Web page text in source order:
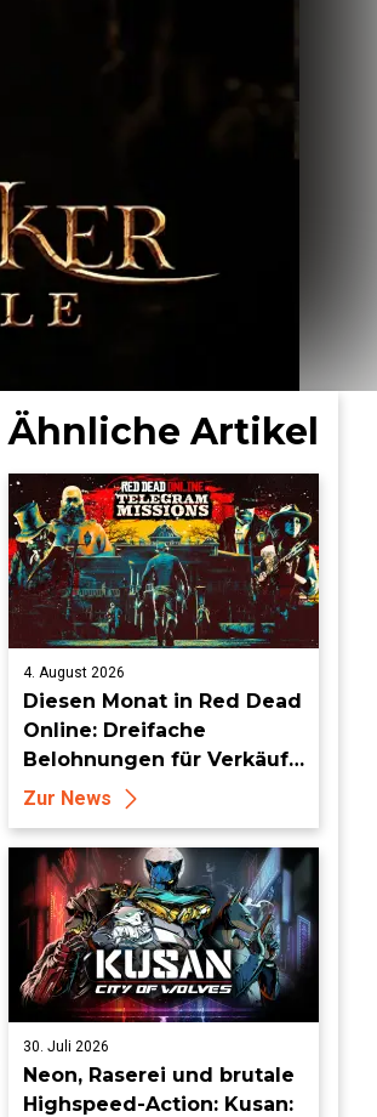
Ähnliche Artikel
4. August 2026
Diesen Monat in Red Dead
Online: Dreifache
Belohnungen für Verkäufe
von Sammlersätzen und
das Entdecken von
Sammlerstücken, in
Telegramm-Missionen
und mehr
Zur News
30. Juli 2026
Neon, Raserei und brutale
Highspeed-Action: Kusan: